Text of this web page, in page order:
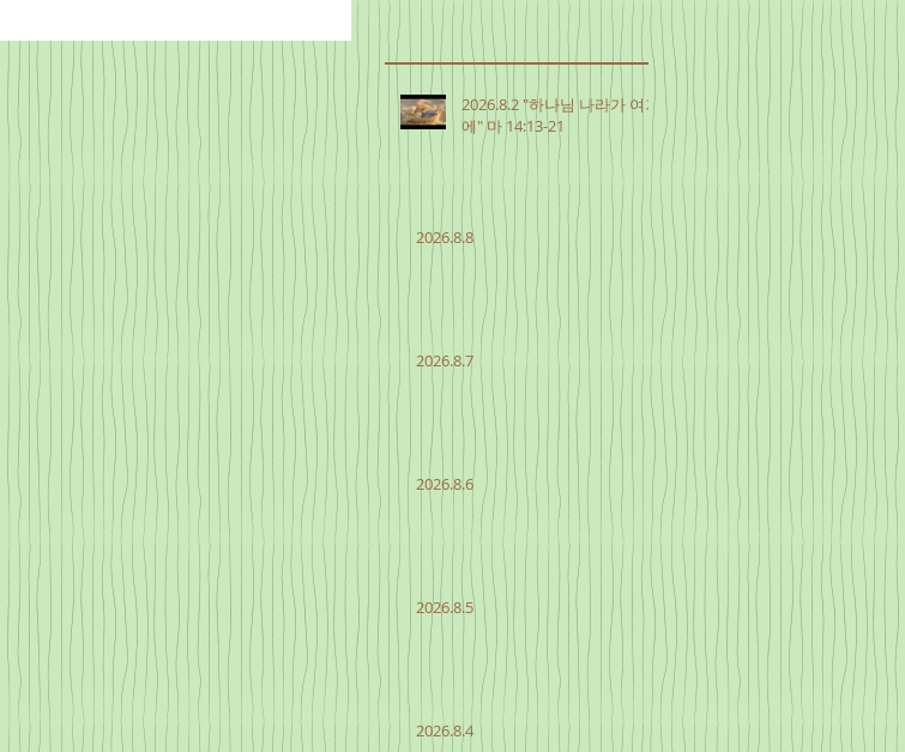
2026.8.2 "하나님 나라가 여기
에" 마 14:13-21
2026.8.8
2026.8.7
2026.8.6
2026.8.5
2026.8.4